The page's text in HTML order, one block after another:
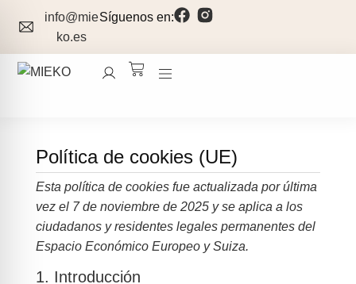
info@mie
ko.es
Síguenos en:
Política de cookies (UE)
Esta política de cookies fue actualizada por última
vez el 7 de noviembre de 2025 y se aplica a los
ciudadanos y residentes legales permanentes del
Espacio Económico Europeo y Suiza.
1. Introducción